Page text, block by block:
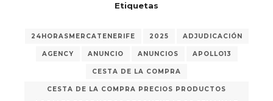
Etiquetas
24HORASMERCATENERIFE 2025 ADJUDICACIÓN
AGENCY ANUNCIO ANUNCIOS APOLLO13
CESTA DE LA COMPRA
CESTA DE LA COMPRA PRECIOS PRODUCTOS